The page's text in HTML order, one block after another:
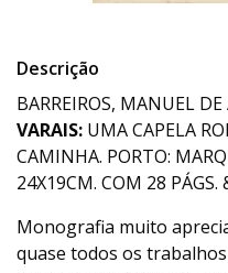
Descrição
BARREIROS, MANUEL
VARAIS: UMA CAPELA
CAMINHA. PORTO:
24X19CM. COM 28 PÁGS.
Monografia muito
quase todos os